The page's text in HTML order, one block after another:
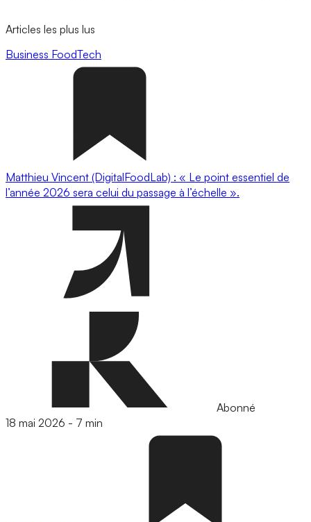
Articles les plus lus
Business FoodTech
Matthieu Vincent (DigitalFoodLab) : « Le point essentiel de
l’année 2026 sera celui du passage à l’échelle ».
Abonné
18 mai 2026 - 7 min